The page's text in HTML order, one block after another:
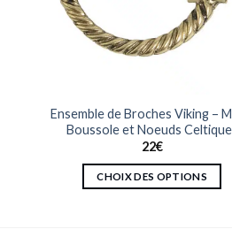
Ensemble de Broches Viking –
Boussole et Noeuds
22€
CHOIX DES OPTIONS